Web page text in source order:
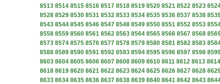
8513 8514 8515 8516 8517 8518 8519 8520 8521 8522 8523
8528 8529 8530 8531 8532 8533 8534 8535 8536 8537 8538
8543 8544 8545 8546 8547 8548 8549 8550 8551 8552 8553
8558 8559 8560 8561 8562 8563 8564 8565 8566 8567 8568
8573 8574 8575 8576 8577 8578 8579 8580 8581 8582 8583
8588 8589 8590 8591 8592 8593 8594 8595 8596 8597 8598
8603 8604 8605 8606 8607 8608 8609 8610 8611 8612 8613 8614
8618 8619 8620 8621 8622 8623 8624 8625 8626 8627 8628
8633 8634 8635 8636 8637 8638 8639 8640 8641 8642 8643